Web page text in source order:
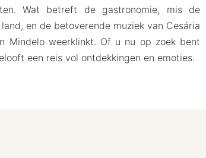
Wat betreft de gastronomie, mis de
en de betoverende muziek van Cesária
Mindelo weerklinkt. Of u nu op zoek bent
een reis vol ontdekkingen en emoties.